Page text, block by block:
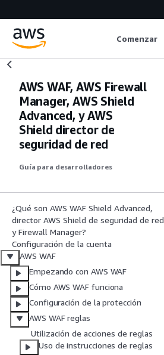
Comenzar
AWS WAF, AWS Firewall
Manager, AWS Shield
Advanced, y AWS
Shield director de
seguridad de red
Guía para desarrolladores
¿Qué son AWS WAF Shield Advanced,
director AWS Shield de seguridad de red
y Firewall Manager?
Configuración de la cuenta
AWS WAF
Empezando con AWS WAF
Cómo AWS WAF funciona
Configuración de la protección
AWS WAF reglas
Utilización de acciones de reglas
Uso de instrucciones de reglas